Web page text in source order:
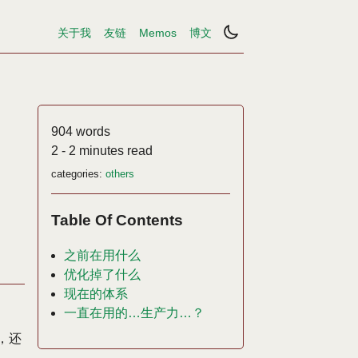
关于我 友链 Memos 博文
还
904 words
2 - 2 minutes read
categories: others
Table Of Contents
之前在用什么
优化掉了什么
现在的体系
一直在用的…生产力…？